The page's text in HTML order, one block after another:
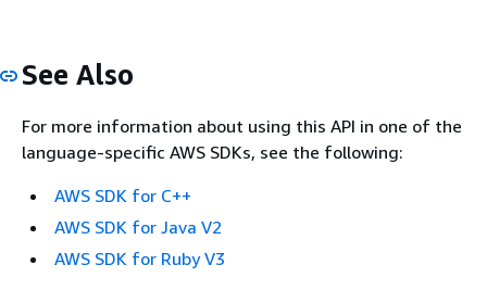
See Also
For more information about using this API in one of the
language-specific AWS SDKs, see the following:
AWS SDK for C++
AWS SDK for Java V2
AWS SDK for Ruby V3